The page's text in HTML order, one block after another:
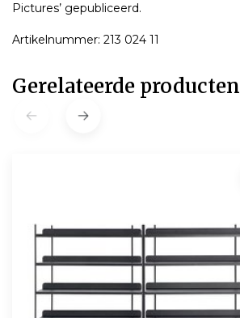
Pictures’ gepubliceerd.
Artikelnummer: 213 024 11
Gerelateerde producten